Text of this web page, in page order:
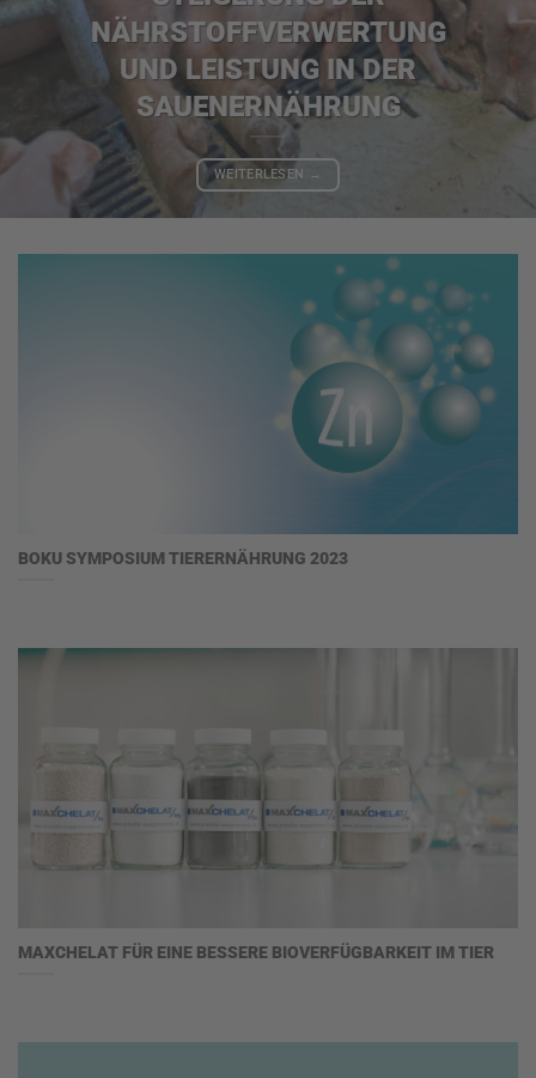
NÄHRSTOFFVERWERTUNG
UND LEISTUNG IN DER
SAUENERNÄHRUNG
WEITERLESEN →
BOKU SYMPOSIUM TIERERNÄHRUNG 2023
MAXCHELAT FÜR EINE BESSERE BIOVERFÜGBARKEIT IM TIER